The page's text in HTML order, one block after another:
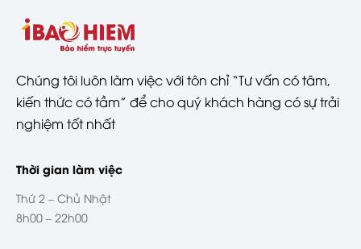
Chúng tôi luôn làm việc với tôn chỉ “Tư vấn có tâm,
kiến thức có tầm” để cho quý khách hàng có sự trải
nghiệm tốt nhất
Thời gian làm việc
Thứ 2 – Chủ Nhật
8h00 – 22h00